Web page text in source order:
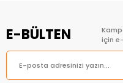
E-BÜLTEN
için